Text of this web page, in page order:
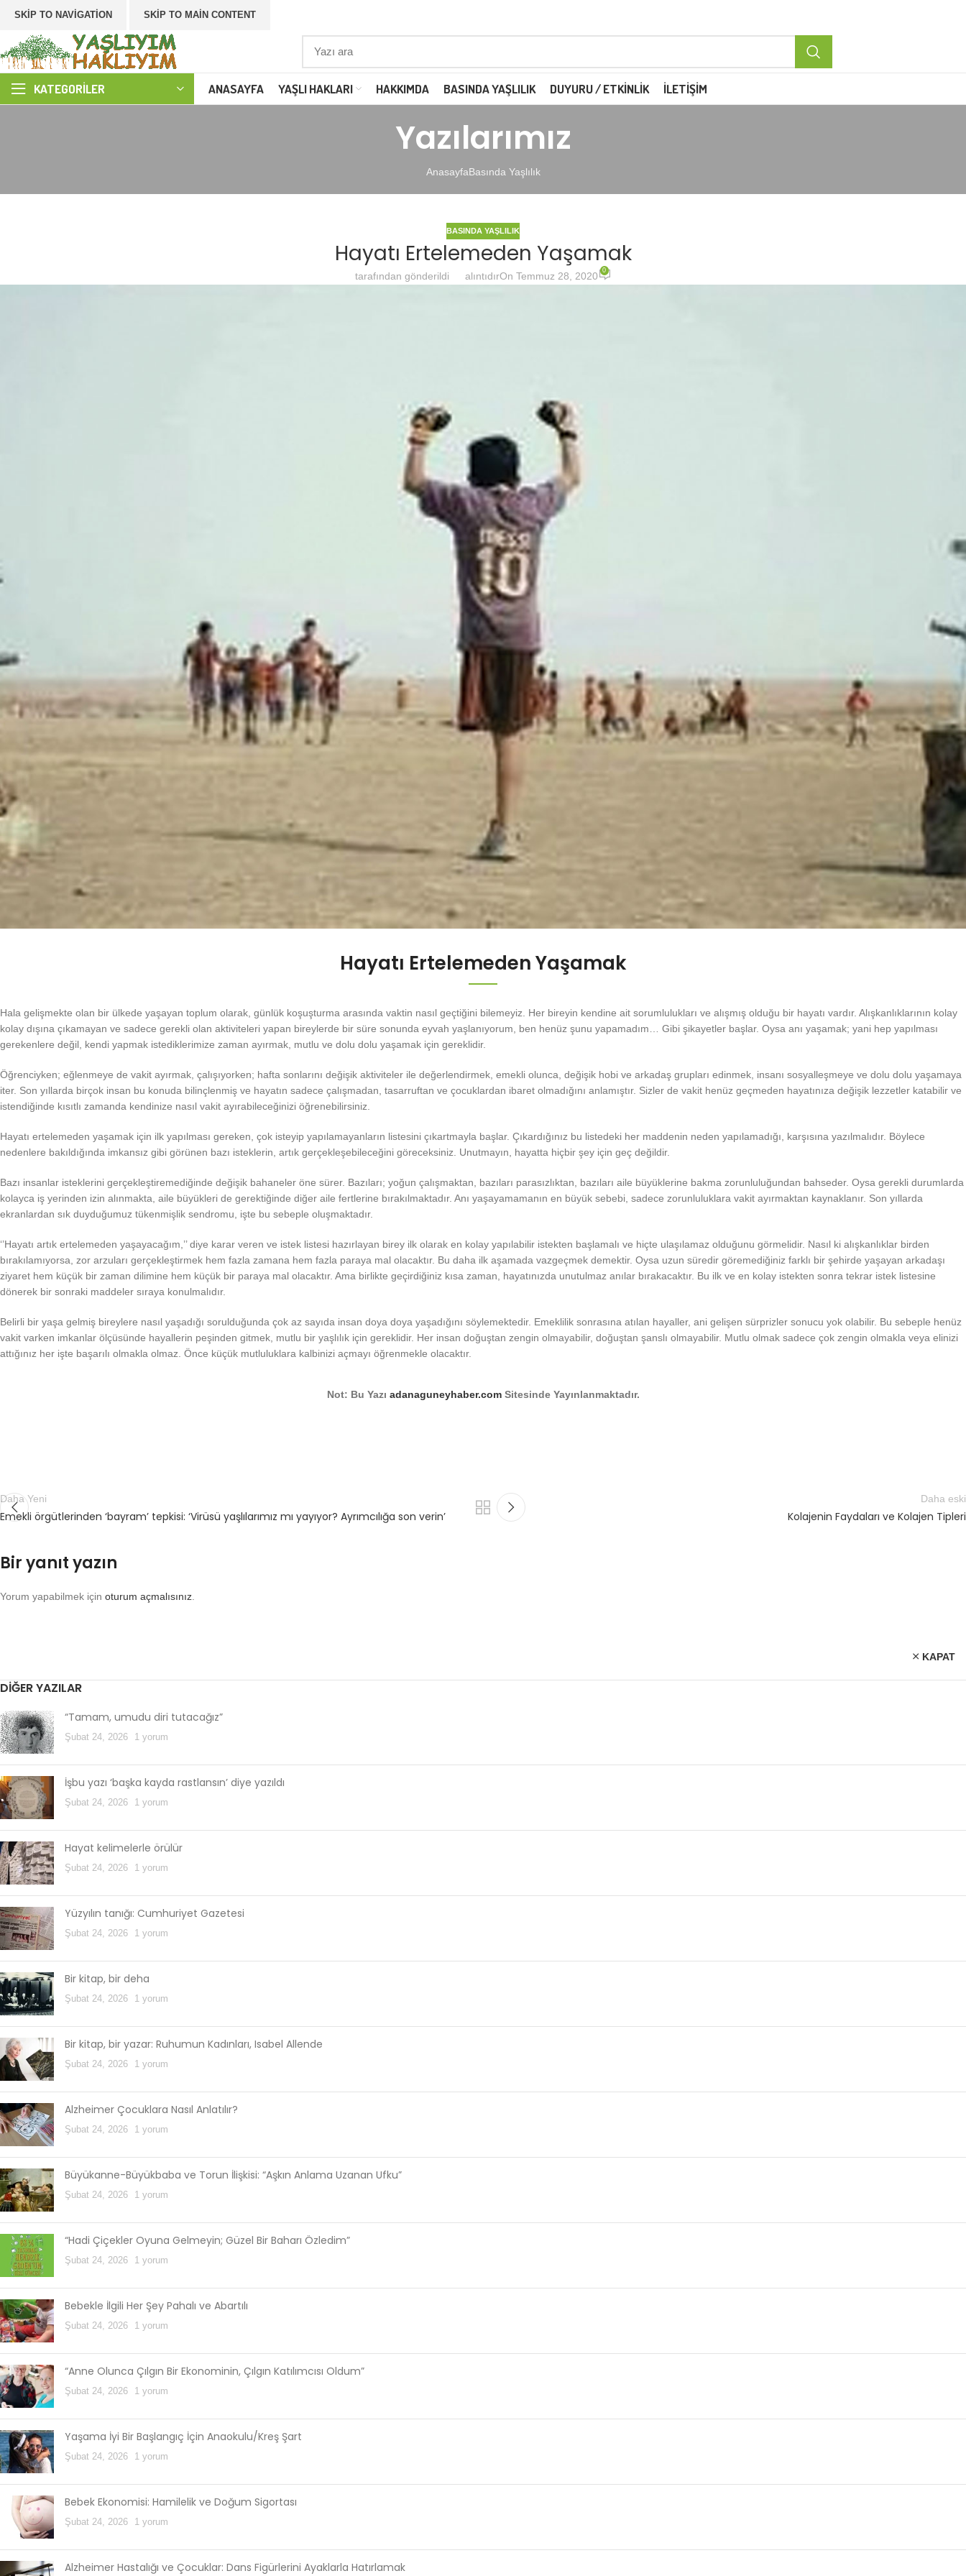
SKIP TO NAVIGATION SKIP TO MAIN CONTENT
KATEGORILER ANASAYFA YAŞLI HAKLARI HAKKIMDA BASINDA YAŞLILIK DUYURU / ETKINLIK İLETIŞIM
Yazılarımız
AnasayfaBasında Yaşlılık
BASINDA YAŞLILIK
Hayatı Ertelemeden Yaşamak
tarafından gönderildi alıntıdırOn Temmuz 28, 2020 0
Hayatı Ertelemeden Yaşamak
Hala gelişmekte olan bir ülkede yaşayan toplum olarak, günlük koşuşturma arasında vaktin nasıl geçtiğini bilemeyiz. Her bireyin kendine ait sorumlulukları ve alışmış olduğu bir hayatı vardır. Alışkanlıklarının kolay
kolay dışına çıkamayan ve sadece gerekli olan aktiviteleri yapan bireylerde bir süre sonunda eyvah yaşlanıyorum, ben henüz şunu yapamadım… Gibi şikayetler başlar. Oysa anı yaşamak; yani hep yapılması
gerekenlere değil, kendi yapmak istediklerimize zaman ayırmak, mutlu ve dolu dolu yaşamak için gereklidir.
Öğrenciyken; eğlenmeye de vakit ayırmak, çalışıyorken; hafta sonlarını değişik aktiviteler ile değerlendirmek, emekli olunca, değişik hobi ve arkadaş grupları edinmek, insanı sosyalleşmeye ve dolu dolu yaşamaya
iter. Son yıllarda birçok insan bu konuda bilinçlenmiş ve hayatın sadece çalışmadan, tasarruftan ve çocuklardan ibaret olmadığını anlamıştır. Sizler de vakit henüz geçmeden hayatınıza değişik lezzetler katabilir ve
istendiğinde kısıtlı zamanda kendinize nasıl vakit ayırabileceğinizi öğrenebilirsiniz.
Hayatı ertelemeden yaşamak için ilk yapılması gereken, çok isteyip yapılamayanların listesini çıkartmayla başlar. Çıkardığınız bu listedeki her maddenin neden yapılamadığı, karşısına yazılmalıdır. Böylece
nedenlere bakıldığında imkansız gibi görünen bazı isteklerin, artık gerçekleşebileceğini göreceksiniz. Unutmayın, hayatta hiçbir şey için geç değildir.
Bazı insanlar isteklerini gerçekleştiremediğinde değişik bahaneler öne sürer. Bazıları; yoğun çalışmaktan, bazıları parasızlıktan, bazıları aile büyüklerine bakma zorunluluğundan bahseder. Oysa gerekli durumlarda
kolayca iş yerinden izin alınmakta, aile büyükleri de gerektiğinde diğer aile fertlerine bırakılmaktadır. Anı yaşayamamanın en büyük sebebi, sadece zorunluluklara vakit ayırmaktan kaynaklanır. Son yıllarda
ekranlardan sık duyduğumuz tükenmişlik sendromu, işte bu sebeple oluşmaktadır.
‘’Hayatı artık ertelemeden yaşayacağım,’’ diye karar veren ve istek listesi hazırlayan birey ilk olarak en kolay yapılabilir istekten başlamalı ve hiçte ulaşılamaz olduğunu görmelidir. Nasıl ki alışkanlıklar birden
bırakılamıyorsa, zor arzuları gerçekleştirmek hem fazla zamana hem fazla paraya mal olacaktır. Bu daha ilk aşamada vazgeçmek demektir. Oysa uzun süredir göremediğiniz farklı bir şehirde yaşayan arkadaşı
ziyaret hem küçük bir zaman dilimine hem küçük bir paraya mal olacaktır. Ama birlikte geçirdiğiniz kısa zaman, hayatınızda unutulmaz anılar bırakacaktır. Bu ilk ve en kolay istekten sonra tekrar istek listesine
dönerek bir sonraki maddeler sıraya konulmalıdır.
Belirli bir yaşa gelmiş bireylere nasıl yaşadığı sorulduğunda çok az sayıda insan doya doya yaşadığını söylemektedir. Emeklilik sonrasına atılan hayaller, ani gelişen sürprizler sonucu yok olabilir. Bu sebeple henüz
vakit varken imkanlar ölçüsünde hayallerin peşinden gitmek, mutlu bir yaşlılık için gereklidir. Her insan doğuştan zengin olmayabilir, doğuştan şanslı olmayabilir. Mutlu olmak sadece çok zengin olmakla veya elinizi
attığınız her işte başarılı olmakla olmaz. Önce küçük mutluluklara kalbinizi açmayı öğrenmekle olacaktır.
Not: Bu Yazı adanaguneyhaber.comSitesinde Yayınlanmaktadır.
Daha Yeni
Emekli örgütlerinden ‘bayram’ tepkisi: ‘Virüsü yaşlılarımız mı yayıyor? Ayrımcılığa son verin’
Daha eski
Kolajenin Faydaları ve Kolajen Tipleri
Bir yanıt yazın
Yorum yapabilmek için oturum açmalısınız
KAPAT
DIĞER YAZILAR
“Tamam, umudu diri tutacağız”
Şubat 24, 2026 1 yorum
İşbu yazı ‘başka kayda rastlansın’ diye yazıldı
Şubat 24, 2026 1 yorum
Hayat kelimelerle örülür
Şubat 24, 2026 1 yorum
Yüzyılın tanığı: Cumhuriyet Gazetesi
Şubat 24, 2026 1 yorum
Bir kitap, bir deha
Şubat 24, 2026 1 yorum
Bir kitap, bir yazar: Ruhumun Kadınları, Isabel Allende
Şubat 24, 2026 1 yorum
Alzheimer Çocuklara Nasıl Anlatılır?
Şubat 24, 2026 1 yorum
Büyükanne-Büyükbaba ve Torun İlişkisi: “Aşkın Anlama Uzanan Ufku”
Şubat 24, 2026 1 yorum
“Hadi Çiçekler Oyuna Gelmeyin; Güzel Bir Baharı Özledim”
Şubat 24, 2026 1 yorum
Bebekle İlgili Her Şey Pahalı ve Abartılı
Şubat 24, 2026 1 yorum
“Anne Olunca Çılgın Bir Ekonominin, Çılgın Katılımcısı Oldum”
Şubat 24, 2026 1 yorum
Yaşama İyi Bir Başlangıç İçin Anaokulu/Kreş Şart
Şubat 24, 2026 1 yorum
Bebek Ekonomisi: Hamilelik ve Doğum Sigortası
Şubat 24, 2026 1 yorum
Alzheimer Hastalığı ve Çocuklar: Dans Figürlerini Ayaklarla Hatırlamak